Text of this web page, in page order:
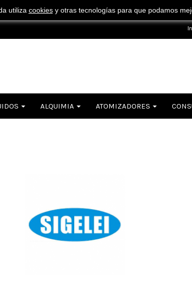
¡ Consigue tu envío gratuito por compras
ALQUIMIA ATOMIZADORES
utiliza cookiesy otras tecnologías para que podamos